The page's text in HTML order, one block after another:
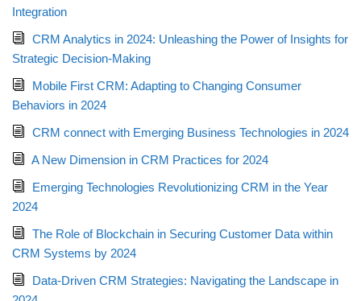
Integration
CRM Analytics in 2024: Unleashing the Power of Insights for
Strategic Decision-Making
Mobile First CRM: Adapting to Changing Consumer
Behaviors in 2024
CRM connect with Emerging Business Technologies in 2024
A New Dimension in CRM Practices for 2024
Emerging Technologies Revolutionizing CRM in the Year
2024
The Role of Blockchain in Securing Customer Data within
CRM Systems by 2024
Data-Driven CRM Strategies: Navigating the Landscape in